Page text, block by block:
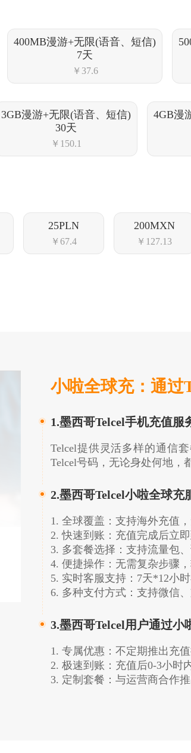
400MB漫游+无限(语音、短信)
7天
￥37.6
3GB漫游+无限(语音、短信)
30天
￥150.1
4GB漫
25PLN
￥67.4
200MXN
￥127.13
小啦全球充：通过
1.墨西哥Telcel手机充值服
Telcel提供灵活多样的通信
Telcel号码，无论身处何地，
2.墨西哥Telcel小啦全球充
1. 全球覆盖：支持海外充值
2. 快速到账：充值完成后立即
3. 多套餐选择：支持流量包
4. 便捷操作：无需复杂步骤，
5. 实时客服支持：7天*12小
6. 多种支付方式：支持微信
3.墨西哥Telcel用户通过小
1. 专属优惠：不定期推出充
2. 极速到账：充值后0-3小时
3. 定制套餐：与运营商合作推